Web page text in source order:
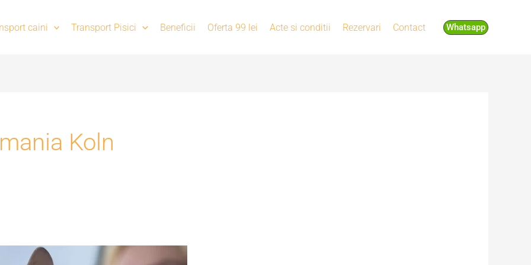
caini Transport Pisici Beneficii Oferta 99 lei Acte si conditii Rezervari Contact Whatsapp
Koln